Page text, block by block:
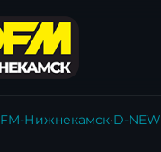
Нижнекамск•D-